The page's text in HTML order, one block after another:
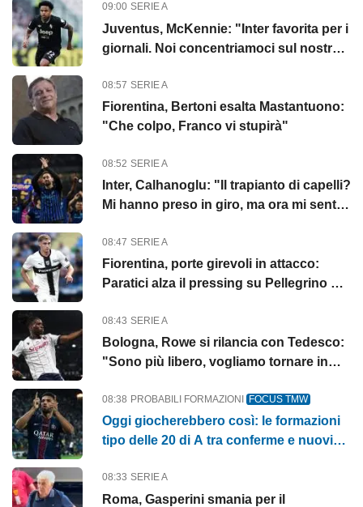
09:00 SERIE A
Juventus, McKennie: "Inter favorita per i
giornali. Noi concentriamoci sul nostro
08:57 SERIE A
Fiorentina, Bertoni esalta Mastantuono:
"Che colpo, Franco vi stupirà"
08:52 SERIE A
Inter, Calhanoglu: "Il trapianto di capelli?
Mi hanno preso in giro, ma ora mi sento
08:47 SERIE A
Fiorentina, porte girevoli in attacco:
Paratici alza il pressing su Pellegrino per
08:43 SERIE A
Bologna, Rowe si rilancia con Tedesco:
"Sono più libero, vogliamo tornare in
08:38 PROBABILI FORMAZIONI FOCUS TMW
Oggi giocherebbero così: le formazioni
tipo delle 20 di A tra conferme e nuovi
08:33 SERIE A
Roma, Gasperini smania per il